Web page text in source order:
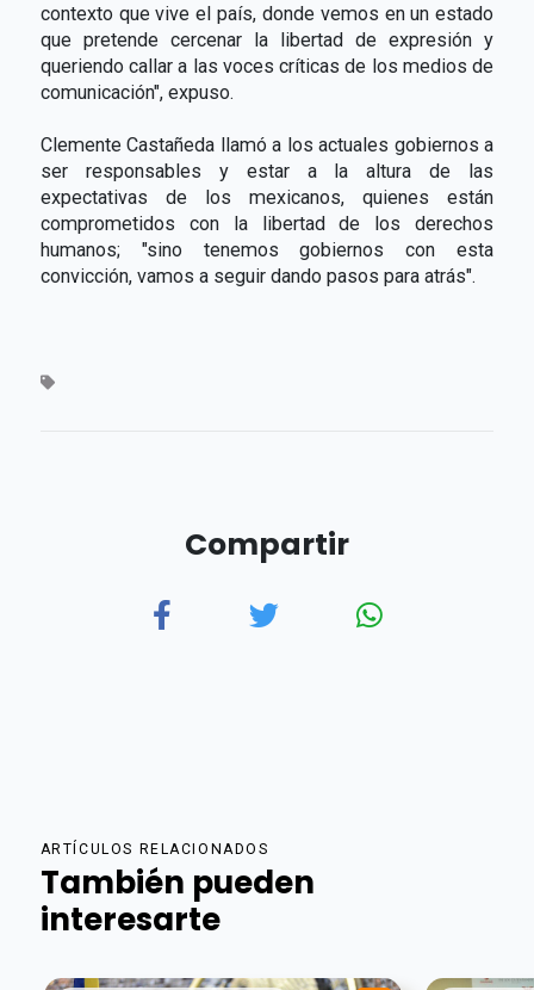
contexto que vive el país, donde vemos en un estado
que pretende cercenar la libertad de expresión y
queriendo callar a las voces críticas de los medios de
comunicación", expuso.
Clemente Castañeda llamó a los actuales gobiernos a
ser responsables y estar a la altura de las
expectativas de los mexicanos, quienes están
comprometidos con la libertad de los derechos
humanos; "sino tenemos gobiernos con esta
convicción, vamos a seguir dando pasos para atrás".
Compartir
ARTÍCULOS RELACIONADOS
También pueden
interesarte